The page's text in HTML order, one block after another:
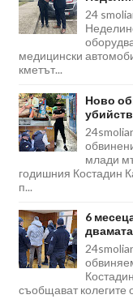
24
медицински
кметът...
Ново
млади
годишния Костадин
п...
6
съобщават колегите